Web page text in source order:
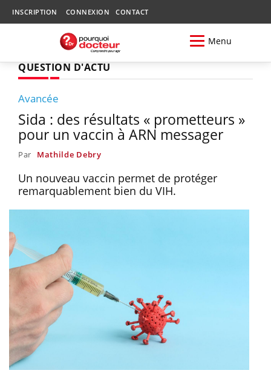
INSCRIPTION CONNEXION CONTACT
Menu
QUESTION D'ACTU
Avancée
Sida : des résultats « prometteurs »
pour un vaccin à ARN messager
Par Mathilde Debry
Un nouveau vaccin permet de protéger
remarquablement bien du VIH.